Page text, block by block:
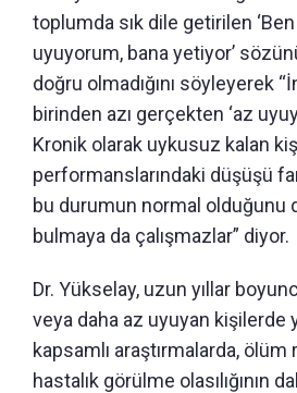
toplumda sık dile getirilen
uyuyorum, bana yetiyor’
doğru olmadığını söyleyerek
birinden azı gerçekten ‘az
Kronik olarak uykusuz kalan
performanslarındaki düşüşü
bu durumun normal olduğunu
bulmaya da çalışmazlar” diyor.
Dr. Yükselay, uzun yıllar
veya daha az uyuyan kişilerde
kapsamlı araştırmalarda,
hastalık görülme olasılığının